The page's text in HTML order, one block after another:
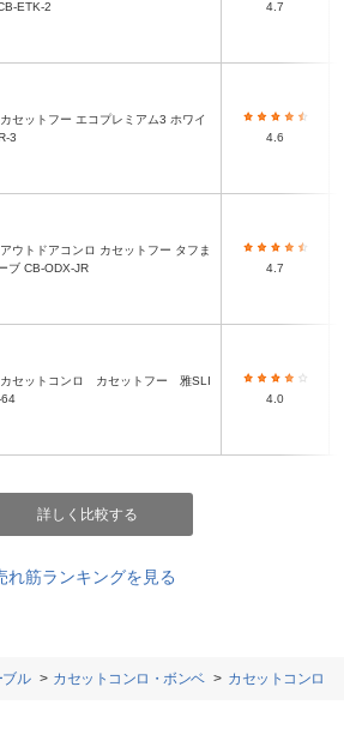
ETK-2
4.7
3
4.6
ブ CB-ODX-JR
4.7
64
4.0
詳しく比較する
筋ランキングを見る
ル カセットコンロ・ボンベ カセットコンロ